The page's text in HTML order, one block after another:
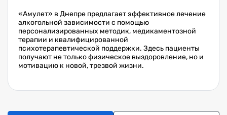
«Амулет» в Днепре предлагает эффективное лечение
алкогольной зависимости с помощью
персонализированных методик, медикаментозной
терапии и квалифицированной
психотерапевтической поддержки. Здесь пациенты
получают не только физическое выздоровление, но и
мотивацию к новой, трезвой жизни.